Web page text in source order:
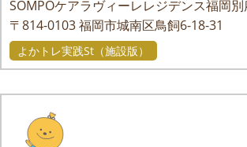
SOMPOケアラヴィーレレジデンス福岡別
〒814-0103福岡市城南区鳥飼6-18-31
よかトレ実践St（施設版）